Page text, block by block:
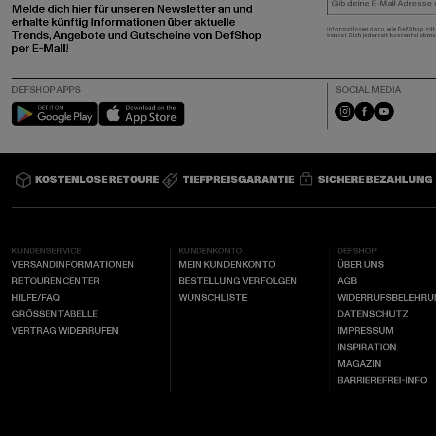
Melde dich hier für unseren Newsletter an und
erhalte künftig Informationen über aktuelle
Trends, Angebote und Gutscheine von DefShop
per E-Mail!
E-MAIL
Informationen dazu, wie DefShop
kannst Dich jederzeit kostenfei
Play market Instagram
FacebookYouTube
KOSTENLOSE RETOURE TIEFPREISGARANTIE SICHERE BEZAHLUNG
KUNDENSERVICE
VERSANDINFORMATIONEN
RETOURENCENTER
HILFE/FAQ
GRÖSSENTABELLE
VERTRAG WIDERRUFEN
KUNDENKONTO
MEIN KUNDENKONTO
BESTELLUNG VERFOLGEN
WUNSCHLISTE
DEFSHOP
ÜBER UNS
AGB
DATENSCHUTZ
IMPRESSUM
INSPIRATION
MAGAZIN
BARRIEREFREI-INFO